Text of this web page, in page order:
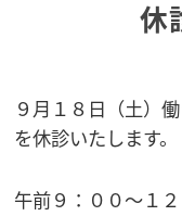
休
９月１８日（土）
を休診いたします。
午前９：００～１